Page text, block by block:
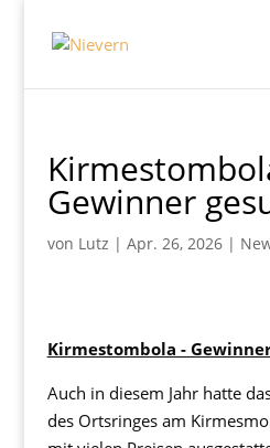
Gewinner
von Lutz | Apr. 26, 2026|
Kirmestombola -
Auch in diesem Jahr hatte
des Ortsringes am